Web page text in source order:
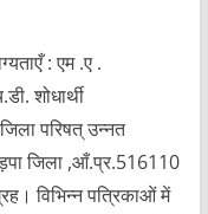
: एम .ए .
शोधार्थी
परिषत् उन्नत
जिला ,आँ.प्र.516110
विभिन्न पत्रिकाओं में